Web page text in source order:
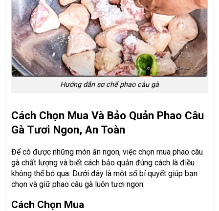
Hướng dẫn sơ chế phao câu gà
Cách Chọn Mua Và Bảo Quản Phao Câu
Gà Tươi Ngon, An Toàn
Để có được những món ăn ngon, việc chọn mua phao câu
gà chất lượng và biết cách bảo quản đúng cách là điều
không thể bỏ qua. Dưới đây là một số bí quyết giúp bạn
chọn và giữ phao câu gà luôn tươi ngon:
Cách Chọn Mua